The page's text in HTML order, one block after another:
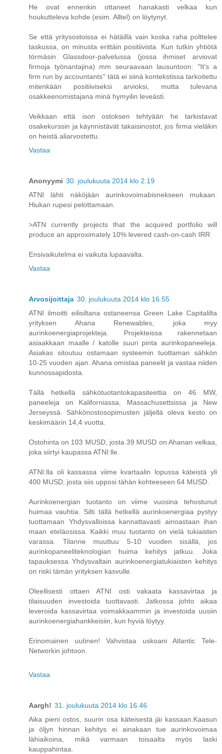
He ovat ennenkin ottaneet hanakasti velkaa kun
houkutteleva kohde (esim. Alltel) on löytynyt.
Se että yritysostoissa ei hätäillä vain koska raha polttelee
taskussa, on minusta erittäin positiivista. Kun tutkin yhtiötä
törmäsin Glassdoor-palvelussa (jossa ihmiset arviovat
firmoja työnantajina) mm seuraavaan lausuntoon: "It's a
firm run by accountants" tätä ei siinä kontekstissa tarkoitettu
mitenkään positiiviseksi arvioksi, mutta tulevana
osakkeenomistajana minä hymyilin leveästi.
Veikkaan että ison ostoksen tehtyään he tarkistavat
osakekurssin ja käynnistävät takaisinostot, jos firma vieläkin
on heistä aliarvostettu.
Vastaa
Anonyymi 30. joulukuuta 2014 klo 2.19
ATNI lähti näköjään aurinkovoimabisnekseen mukaan.
Hiukan rupesi pelottamaan.
>ATN currently projects that the acquired portfolio will
produce an approximately 10% levered cash-on-cash IRR
Ensivaikutelma ei vaikuta lupaavalta.
Vastaa
Arvosijoittaja 30. joulukuuta 2014 klo 16.55
ATNI ilmoitti eilisiltana ostaneensa Green Lake Capitalilta
yrityksen Ahana Renewables, joka myy
aurinkoenergiaprojekteja. Projekteissa rakennetaan
asiaakkaan maalle / katolle suuri pinta aurinkopaneeleja.
Asiakas sitoutuu ostamaan systeemin tuottaman sähkön
10-25 vuoden ajan. Ahana omistaa paneelit ja vastaa niiden
kunnossapidosta.
Tällä hetkellä sähkötuotantokapasiteettia on 46 MW,
paneeleja on Kaliforniassa, Massachusettsissa ja New
Jerseyssä. Sähkönostosopimusten jäljellä oleva kesto on
keskimäärin 14,4 vuotta.
Ostohinta on 103 MUSD, josta 39 MUSD on Ahanan velkaa,
joka siirtyi kaupassa ATNI:lle.
ATNI:lla oli kassassa viime kvartaalin lopussa käteistä yli
400 MUSD, josta siis upposi tähän kohteeseen 64 MUSD.
Aurinkoenergian tuotanto on viime vuosina tehostunut
huimaa vauhtia. Silti tällä hetkellä aurinkoenergiaa pystyy
tuottamaan Yhdysvalloissa kannattavasti ainoastaan ihan
maan eteläosissa. Kaikki muu tuotanto on vielä tukiaisten
varassa. Tilanne muuttuu 5-10 vuoden sisällä, jos
aurinkopaneeliteknologian huima kehitys jatkuu. Joka
tapauksessa Yhdysvaltain aurinkoenergiatukiaisten kehitys
on riski tämän yrityksen kasvulle.
Oleellisesti ottaen ATNI osti vakaata kassavirtaa ja
tilaisuuden investoida tuottavasti. Jatkossa johto aikaa
leveroida kassavirtaa voimakkaammin ja investoida uusiin
aurinkoenergiahankkeisiin, kun hyviä löytyy.
Erinomainen uutinen! Vahvistaa uskoani Atlantic Tele-
Networkin johtoon.
Vastaa
Aargh! 31. joulukuuta 2014 klo 16.46
Aika pieni ostos, suurin osa käteisestä jäi kassaan.Kaasun
ja öljyn hinnan kehitys ei ainakaan tue aurinkovoimaa
lähiaikoina, mikä varmaan toisaalta myös laski
kauppahintaa.